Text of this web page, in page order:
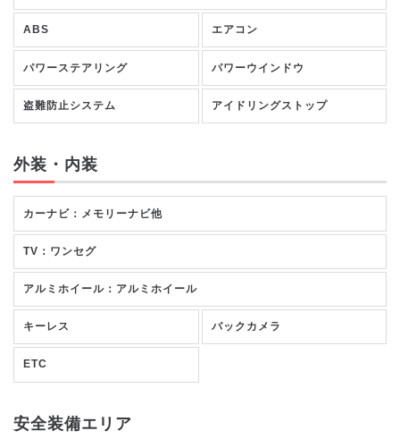
ABS エアコン
パワーステアリング パワーウインドウ
盗難防止システム アイドリングストップ
外装・内装
カーナビ：メモリーナビ他
TV：ワンセグ
アルミホイール：アルミホイール
キーレス バックカメラ
ETC
安全装備エリア